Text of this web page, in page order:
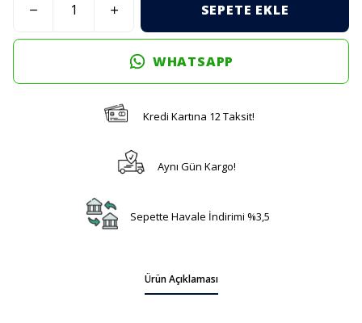
SEPETE EKLE
WHATSAPP
Kredi Kartına 12 Taksit!
Aynı Gün Kargo!
Sepette Havale İndirimi %3,5
Ürün Açıklaması